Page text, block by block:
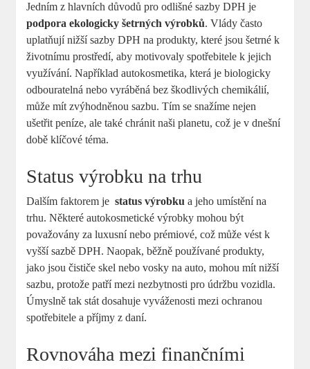
Jedním⁤ z hlavních důvodů⁢ pro odlišné sazby DPH je
podpora ekologicky šetrných výrobků. Vlády často⁤
uplatňují ⁢nižší sazby DPH na produkty, které ‍jsou šetrné k
životnímu prostředí, aby motivovaly spotřebitele‍ k ⁤jejich
využívání. Například autokosmetika,​ která je biologicky
odbouratelná nebo vyráběná bez škodlivých chemikálií,
může mít zvýhodněnou sazbu. Tím se ‍snažíme nejen
ušetřit peníze, ale ⁢také chránit naši planetu, což je ⁢v dnešní
době klíčové téma.
Status výrobku na trhu
Dalším​ faktorem‍ je ⁤status výrobku a jeho umístění na
trhu. Některé‍ autokosmetické výrobky mohou‍ být
⁢považovány za luxusní nebo prémiové,⁤ což může vést k
vyšší​ sazbě DPH. Naopak, běžně používané produkty,
jako jsou čističe skel nebo vosky na ⁣auto, mohou mít nižší⁢
sazbu, protože ‌patří mezi nezbytnosti pro údržbu ⁤vozidla.‌
Úmyslně tak stát dosahuje vyváženosti mezi ochranou⁤
spotřebitele a příjmy z daní.
Rovnováha mezi finančními